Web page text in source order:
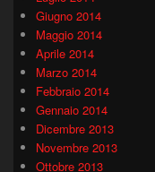
Giugno 2014
Maggio 2014
Aprile 2014
Marzo 2014
Febbraio 2014
Gennaio 2014
Dicembre 2013
Novembre 2013
Ottobre 2013